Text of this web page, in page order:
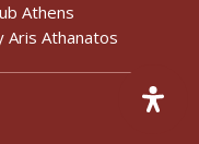
Athens
Aris Athanatos